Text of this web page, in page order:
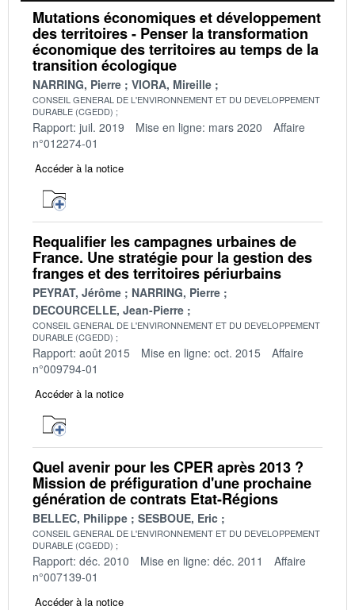
Mutations économiques et développement
des territoires - Penser la transformation
économique des territoires au temps de la
transition écologique
NARRING, Pierre VIORA, Mireille
CONSEIL GENERAL DE L'ENVIRONNEMENT ET DU DEVELOPPEMENT
DURABLE (CGEDD)
Rapport: juil. 2019 Mise en ligne: mars 2020
Affaire
n°012274-01
Accéder à la notice
Requalifier les campagnes urbaines de
France. Une stratégie pour la gestion des
franges et des territoires périurbains
PEYRAT, Jérôme
NARRING, Pierre
DECOURCELLE, Jean-Pierre
CONSEIL GENERAL DE L'ENVIRONNEMENT ET DU DEVELOPPEMENT
DURABLE (CGEDD)
Rapport: août 2015 Mise en ligne: oct. 2015
Affaire
n°009794-01
Accéder à la notice
Quel avenir pour les CPER après 2013 ?
Mission de préfiguration d'une prochaine
génération de contrats Etat-Régions
BELLEC, Philippe SESBOUE, Eric
CONSEIL GENERAL DE L'ENVIRONNEMENT ET DU DEVELOPPEMENT
DURABLE (CGEDD)
Rapport: déc. 2010 Mise en ligne: déc. 2011
Affaire
n°007139-01
Accéder à la notice